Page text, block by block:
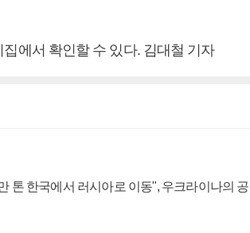
에서 확인할 수 있다. 김대철 기자
톤 한국에서 러시아로 이동", 우크라이나의 공